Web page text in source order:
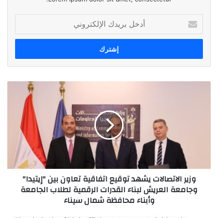
بريدك
الإلكتروني
وجامعة
العريشوزير الاتصالات يشهد توقيع اتفاقية تعاون بين "إيتيدا"
وجامعة العريش لبناء القدرات الرقمية لطلاب الجامعة
وأبناء محافظة شمال سيناء